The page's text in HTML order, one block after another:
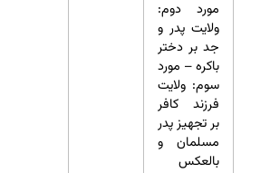
مورد دوم:
ولایت پدر و
جد بر دختر
باکره – مورد
سوم: ولایت
فرزند کافر
بر تجهیز پدر
مسلمان و
بالعکس